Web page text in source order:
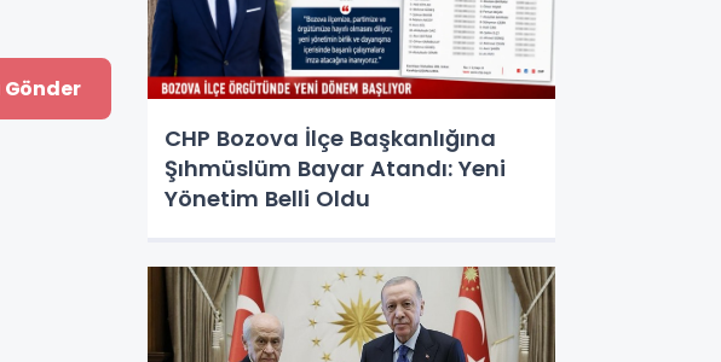
CHP Bozova İlçe Başkanlığına
Şıhmüslüm Bayar Atandı: Yeni
Yönetim Belli Oldu